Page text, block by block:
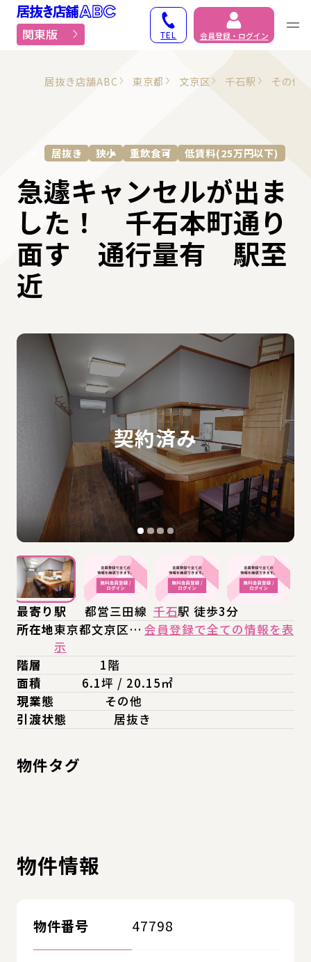
居抜き物件・貸店舗で
関東版 TEL 会員登録・ログイン
居抜き店舗ABC 東京都 文京区 千石駅 その他
居抜き 狭小 重飲食可 低賃料(25万円以下)
急遽キャンセルが出ま
した！ 千石本町通り
面す 通行量有 駅至
近
最寄り駅 都営三田線 千石駅 徒歩3分
所在地東京都文京区… 会員登録で全ての情報を表
示
階層
1階
面積
6.1坪 / 20.15㎡
現業態
その他
引渡状態
居抜き
物件タグ
物件情報
物件番号 47798